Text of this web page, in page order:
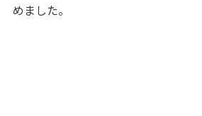
めました。